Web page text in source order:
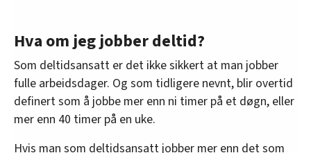
Hva om jeg jobber deltid?
Som deltidsansatt er det ikke sikkert at man jobber
fulle arbeidsdager. Og som tidligere nevnt, blir overtid
definert som å jobbe mer enn ni timer på et døgn, eller
mer enn 40 timer på en uke.
Hvis man som deltidsansatt jobber mer enn det som